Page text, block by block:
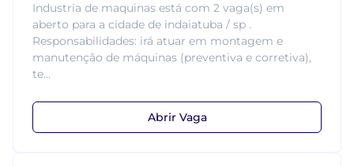
Industria de maquinas está com 2 vaga(s) em
aberto para a cidade de indaiatuba / sp .
Responsabilidades: irá atuar em montagem e
manutenção de máquinas (preventiva e corretiva),
te...
Abrir Vaga